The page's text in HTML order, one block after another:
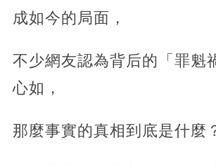
成如今的局面，
不少網友認為背后的「罪魁
心如，
那麼事實的真相到底是什麼